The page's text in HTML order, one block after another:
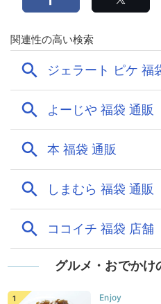
グルメ・おでかけ